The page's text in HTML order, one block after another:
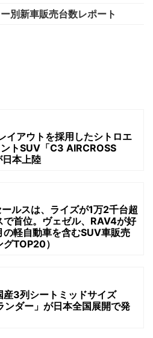
別新車販売台数レポート
イアウトを採用したシトロエ
トSUV「C3 AIRCROSS
本上陸
ルスは、ライズが1万2千台超
で首位。ヴェゼル、RAV4が好
軽自動車を含むSUV車販売
TOP20）
産3列シートミッドサイズ
ンダー」が日本全国展開で発